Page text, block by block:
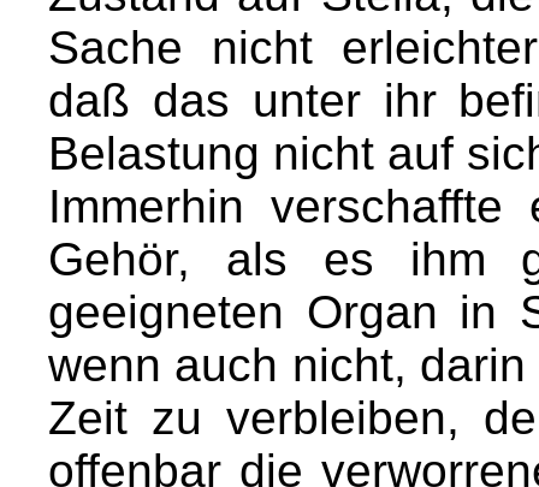
Sache nicht
daß das unter ihr
Belastung nicht auf
Immerhin
Gehör, als es ihm
geeigneten Organ in
wenn auch nicht,
Zeit zu verbleiben,
offenbar die